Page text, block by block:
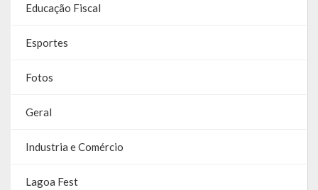
Educação Fiscal
Esportes
Fotos
Geral
Industria e Comércio
Lagoa Fest